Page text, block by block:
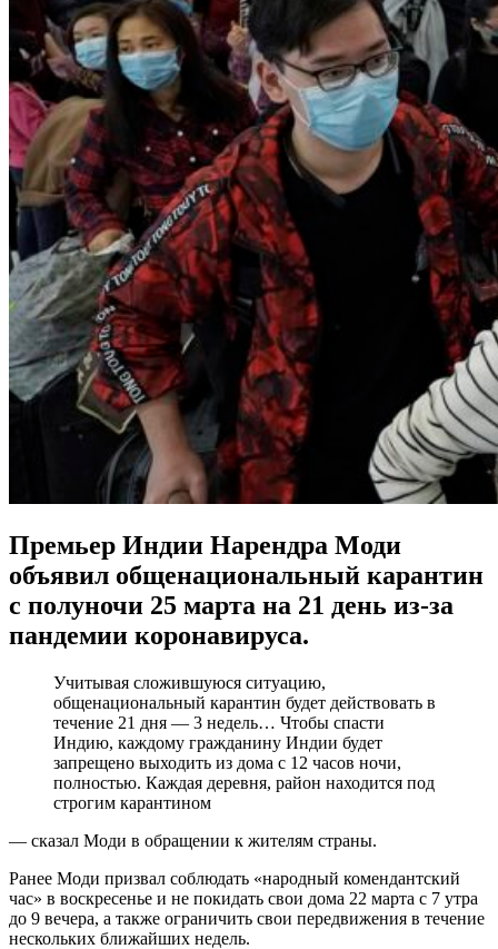
Премьер Индии Нарендра Моди
объявил общенациональный карантин
с полуночи 25 марта на 21 день из-за
пандемии коронавируса.
Учитывая сложившуюся ситуацию,
общенациональный карантин будет действовать в
течение 21 дня — 3 недель… Чтобы спасти
Индию, каждому гражданину Индии будет
запрещено выходить из дома с 12 часов ночи,
полностью. Каждая деревня, район находится под
строгим карантином
— сказал Моди в обращении к жителям страны.
Ранее Моди призвал соблюдать «народный комендантский
час» в воскресенье и не покидать свои дома 22 марта с 7 утра
до 9 вечера, а также ограничить свои передвижения в течение
нескольких ближайших недель.